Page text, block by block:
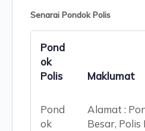
Senarai Pondok Polis
Pond
ok
Polis
Maklumat
Pond
ok
Alamat :
Besar,